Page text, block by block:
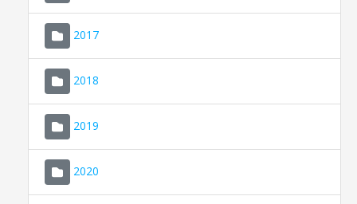
2017
2018
2019
2020